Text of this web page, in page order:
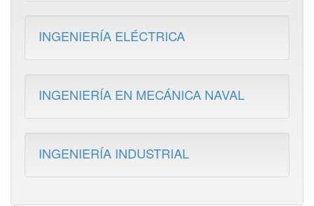
INGENIERÍA ELÉCTRICA
INGENIERÍA EN MECÁNICA NAVAL
INGENIERÍA INDUSTRIAL